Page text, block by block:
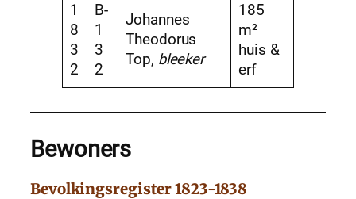
1
8
3
2
B-
1
3
2
Johannes
Theodorus
Top, bleeker
185
m²
huis &
erf
Bewoners
Bevolkingsregister 1823-1838